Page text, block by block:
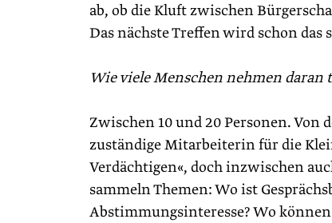
ab, ob die Kluft zwischen
Das nächste Treffen wird schon das
Wie viele Menschen nehmen daran
Zwischen 10 und 20 Personen.
zuständige Mitarbeiterin für die
Verdächtigen«, doch inzwischen
sammeln Themen: Wo ist
Abstimmungsinteresse? Wo